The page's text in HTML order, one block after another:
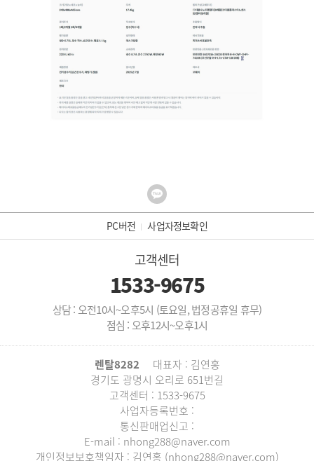
PC버전 사업자정보확인
고객센터
1533-9675
상담 : 오전10시~오후5시 (토요일, 법정공휴일 휴무)
점심 : 오후12시~오후1시
렌탈8282
대표자 : 김연홍
경기도 광명시 오리로 651번길
고객센터 : 1533-9675
사업자등록번호 :
통신판매업신고 :
E-mail : nhong288@naver.com
개인정보보호책임자 : 김연홍 (nhong288@naver.com)